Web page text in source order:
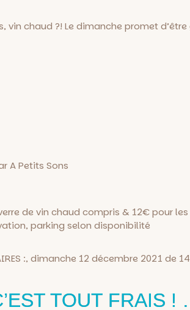
chaud ?! Le dimanche promet
A Petits Sons
de vin chaud compris & 12€ pour
parking selon disponibilité
:, dimanche 12 décembre 2021 de
TOUT FRAIS !